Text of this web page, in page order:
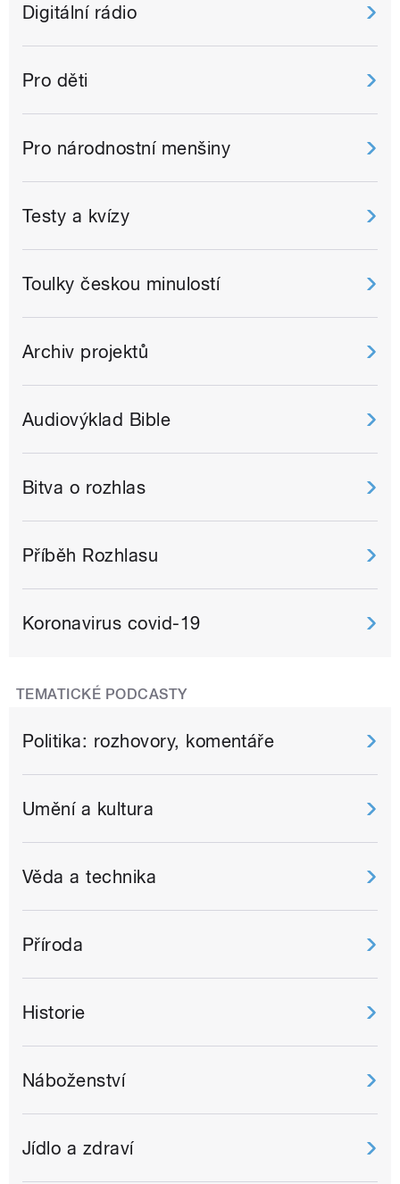
Digitální rádio
Pro děti
Pro národnostní menšiny
Testy a kvízy
Toulky českou minulostí
Archiv projektů
Audiovýklad Bible
Bitva o rozhlas
Příběh Rozhlasu
Koronavirus covid-19
TEMATICKÉ PODCASTY
Politika: rozhovory, komentáře
Umění a kultura
Věda a technika
Příroda
Historie
Náboženství
Jídlo a zdraví